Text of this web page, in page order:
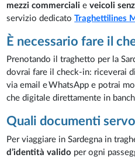
mezzi commerciali eveicoli
servizio dedicatoTraghettilines
È necessario fare il
Prenotando il traghetto per la
dovrai fare il check-in: riceverai
via email e WhatsApp e potrai
che digitale direttamente in
Quali documenti
Per viaggiare in Sardegna in
d’identità valido per ogni